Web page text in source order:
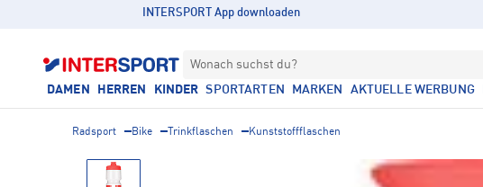
INTERSPORT App downloaden
Wonach suchst du?
DAMEN HERREN KINDER SPORTARTEN MARKEN AKTUELLE WERBUNG
Radsport Bike Trinkflaschen Kunststoffflaschen